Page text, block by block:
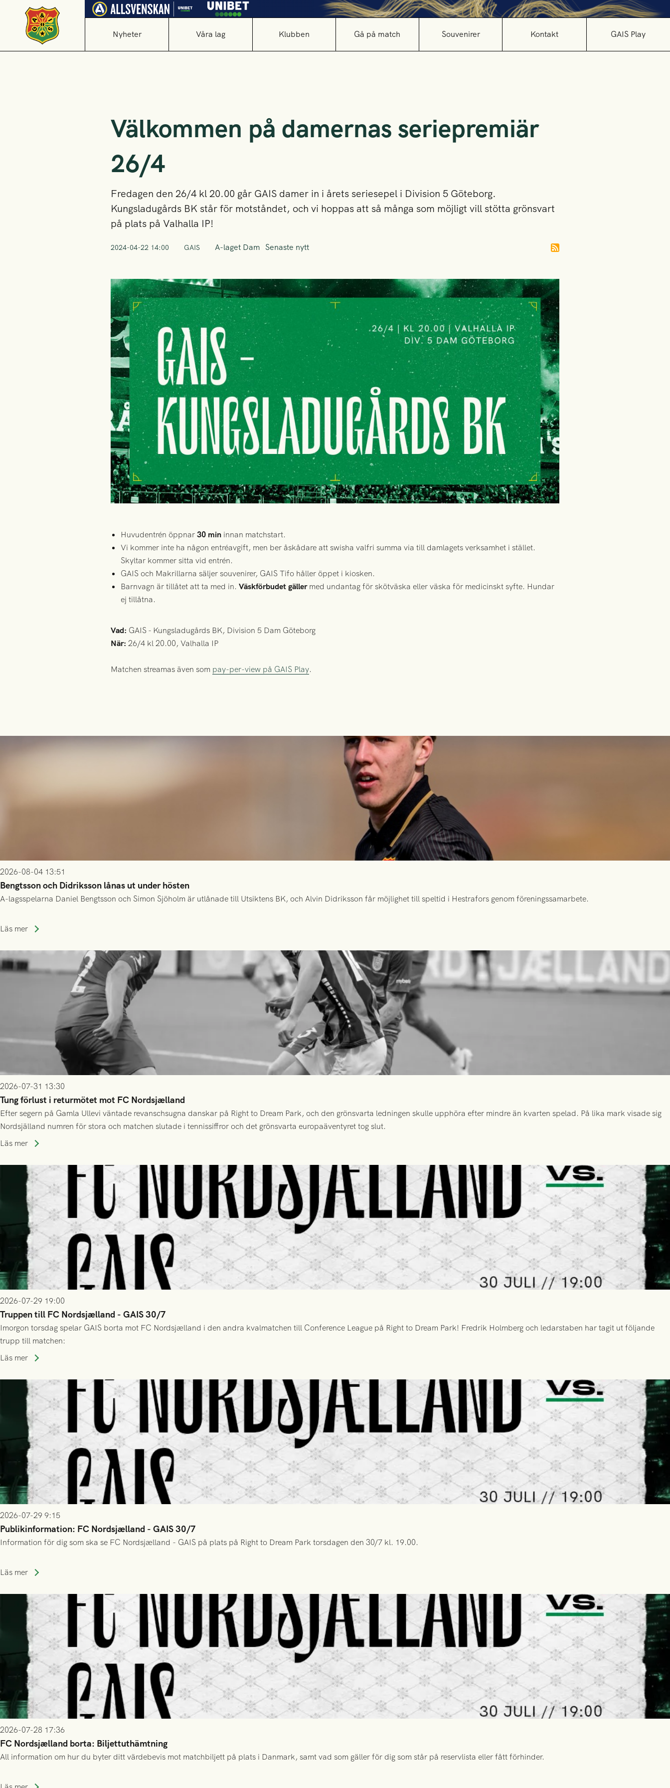
Nyheter Våra lag Klubben Gå på match Souvenirer Kontakt GAIS Play
Välkommen på damernas seriepremiär
26/4
Fredagen den 26/4 kl 20.00 går GAIS damer in i årets seriesepel i Division 5 Göteborg.
Kungsladugårds BK står för motståndet, och vi hoppas att så många som möjligt vill stötta grönsvart
på plats på Valhalla IP!
2024-04-22 14:00 GAIS A-laget Dam Senaste nytt
Huvudentrén öppnar30 min innan matchstart.
Vi kommer inte ha någon entréavgift, men ber åskådare att swisha valfri summa via till damlagets verksamhet i stället.
Skyltar kommer sitta vid entrén.
GAIS och Makrillarna säljer souvenirer, GAIS Tifo håller öppet i kiosken.
Barnvagn är tillåtet att ta med in. Väskförbudet gällermed undantag för skötväska eller väska för medicinskt syfte. Hundar
ej tillåtna.
Vad: GAIS - Kungsladugårds BK, Division 5 Dam Göteborg
När: 26/4 kl 20.00, Valhalla IP
Matchen streamas även som pay-per-view på GAIS Play.
2026-08-04 13:51
Bengtsson och Didriksson lånas ut under hösten
A-lagsspelarna Daniel Bengtsson och Simon Sjöholm är utlånade till Utsiktens BK, och Alvin Didriksson får möjlighet till speltid i Hestrafors genom föreningssamarbete.
Läs mer
2026-07-31 13:30
Tung förlust i returmötet mot FC Nordsjælland
Efter segern på Gamla Ullevi väntade revanschsugna danskar på Right to Dream Park, och den grönsvarta ledningen skulle upphöra efter mindre än kvarten spelad. På lika mark visade sig
Nordsjälland numren för stora och matchen slutade i tennissiffror och det grönsvarta europaäventyret tog slut.
Läs mer
2026-07-29 19:00
Truppen till FC Nordsjælland - GAIS 30/7
Imorgon torsdag spelar GAIS borta mot FC Nordsjælland i den andra kvalmatchen till Conference League på Right to Dream Park! Fredrik Holmberg och ledarstaben har tagit ut följande
trupp till matchen:
Läs mer
2026-07-29 9:15
Publikinformation: FC Nordsjælland - GAIS 30/7
Information för dig som ska se FC Nordsjælland - GAIS på plats på Right to Dream Park torsdagen den 30/7 kl. 19.00.
Läs mer
2026-07-28 17:36
FC Nordsjælland borta: Biljettuthämtning
All information om hur du byter ditt värdebevis mot matchbiljett på plats i Danmark, samt vad som gäller för dig som står på reservlista eller fått förhinder.